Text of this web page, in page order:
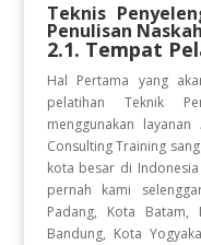
Teknis
Penulisan
2.1. Tempat
Hal Pertama yang
pelatihan Teknik
menggunakan layanan
Consulting Training
kota besar di
pernah kami
Padang, Kota
Bandung, Kota